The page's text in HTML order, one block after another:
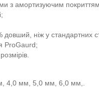
з амортизуючим
довший, ніж у стандартних
ProGaurd;
4,0 мм, 5,0 мм, 6,0 мм,.